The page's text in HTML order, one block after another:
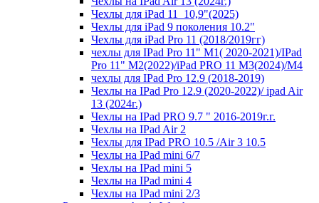
Чехлы для iPad 11_10,9"(2025)
Чехлы для iPad 9 поколения 10.2"
Чехлы для iPad Pro 11 (2018/2019гг)
чехлы для IPad Pro 11" М1( 2020-2021)/IPad
Pro 11" М2(2022)/iPad PRO 11 M3(2024)/M4
чехлы для IPad Pro 12.9 (2018-2019)
Чехлы на IPad Pro 12.9 (2020-2022)/ ipad Air
13 (2024г.)
Чехлы на IPad PRO 9.7 " 2016-2019г.г.
Чехлы на IPad Air 2
Чехлы для IPad PRO 10.5 /Air 3 10.5
Чехлы на IPad mini 6/7
Чехлы на IPad mini 5
Чехлы на IPad mini 4
Чехлы на IPad mini 2/3